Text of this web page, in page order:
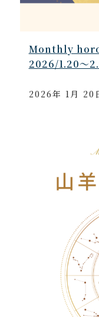
Monthly
2026/1.20～
2026年 1月 20